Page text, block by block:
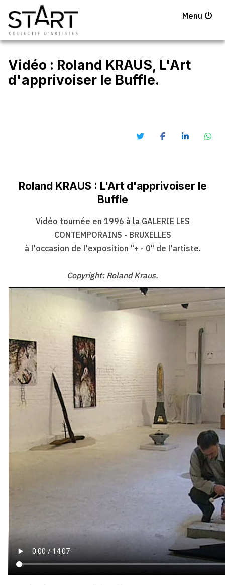
Menu
Vidéo : Roland KRAUS, L'Art
d'apprivoiser le Buffle.
Roland KRAUS : L'Art d'apprivoiser le
Buffle
Vidéo tournée en 1996 à la GALERIE LES
CONTEMPORAINS - BRUXELLES
à l'occasion de l'exposition "+ - 0" de l'artiste.
Copyright: Roland Kraus.